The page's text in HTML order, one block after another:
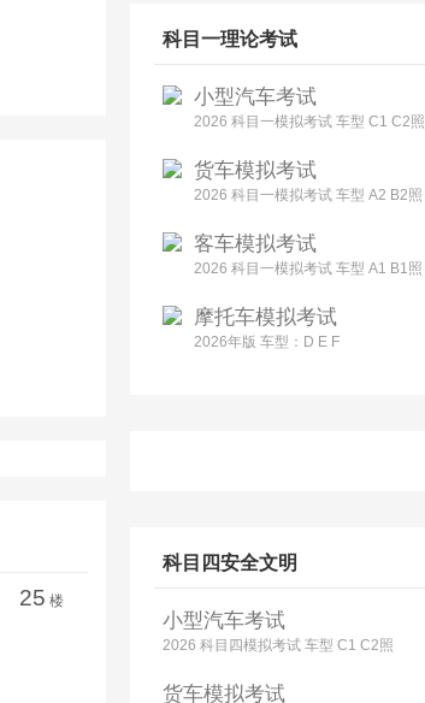
25 楼
科目一理论考试
小型汽车考试
2026 科目一模拟考试 车型 C1 C2照
货车模拟考试
2026 科目一模拟考试 车型 A2 B2照
客车模拟考试
2026 科目一模拟考试 车型 A1 B1照
摩托车模拟考试
2026年版 车型：D E F
科目四安全文明
小型汽车考试
2026 科目四模拟考试 车型 C1 C2照
货车模拟考试